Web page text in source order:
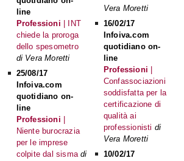
line
Professioni | INT
chiede la proroga
dello spesometro
di Vera Moretti
25/08/17
Infoiva.com
quotidiano on-
line
Professioni |
Niente burocrazia
per le imprese
colpite dal sisma di
Vera Moretti
16/02/17
Infoiva.com
quotidiano on-
line
Professioni |
Confassociazioni
soddisfatta per la
certificazione di
qualità ai
professionisti di
Vera Moretti
10/02/17